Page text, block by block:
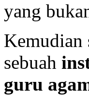
yang
Kemudian
sebuah
guru